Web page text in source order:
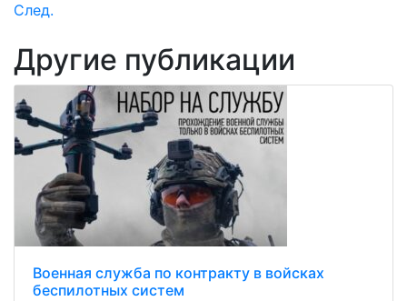
След.
Другие публикации
Военная служба по контракту в войсках
беспилотных систем